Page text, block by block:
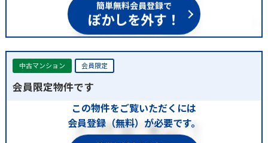
簡単無料会員登録で
ぼかしを外す！
中古マンション 会員限定
会員限定物件です
この物件をご覧いただくには
会員登録（無料）が必要です。